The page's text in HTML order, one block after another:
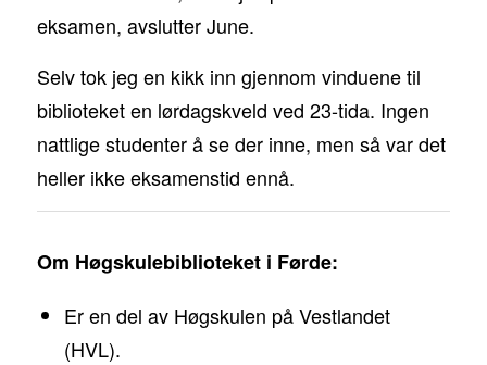
eksamen, avslutter June.
Selv tok jeg en kikk inn gjennom vinduene til
biblioteket en lørdagskveld ved 23-tida. Ingen
nattlige studenter å se der inne, men så var det
heller ikke eksamenstid ennå.
Om Høgskulebiblioteket i Førde:
Er en del av Høgskulen på Vestlandet
(HVL).